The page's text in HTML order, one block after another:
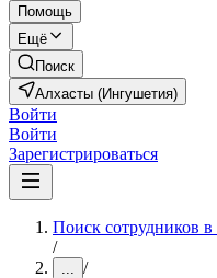
Помощь
Ещё
Поиск
Алхасты (Ингушетия)
Войти
Войти
Зарегистрироваться
Поиск сотрудников
/
... /